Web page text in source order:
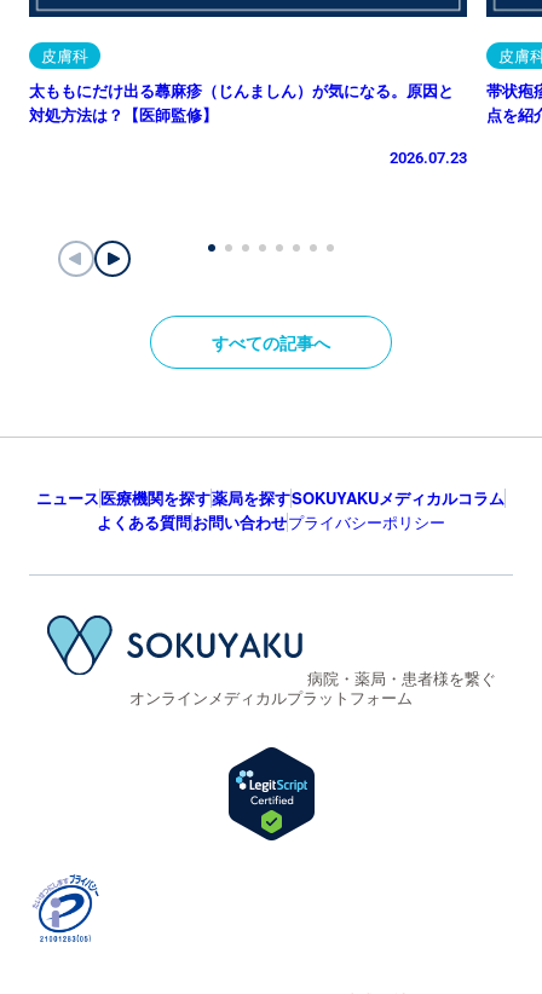
皮膚科
太ももにだけ出る蕁麻疹（じんましん）が気になる。原因と
対処方法は？【医師監修】
2026.07.23
皮膚
帯状疱
点を紹
すべての記事へ
ニュース医療機関を探す薬局を探すSOKUYAKUメディカルコラム
よくある質問お問い合わせプライバシーポリシー
病院・薬局・患者様を繋ぐ
オンラインメディカルプラットフォーム